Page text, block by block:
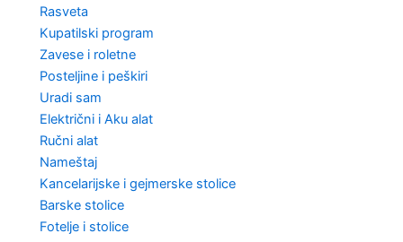
Rasveta
Kupatilski program
Zavese i roletne
Posteljine i peškiri
Uradi sam
Električni i Aku alat
Ručni alat
Nameštaj
Kancelarijske i gejmerske stolice
Barske stolice
Fotelje i stolice